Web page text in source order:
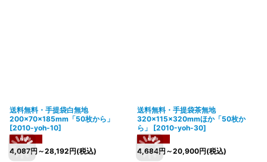
送料無料・手提袋白無地
200×70×185mm「50枚から」
[2010-yoh-10]
4,087円 ～28,192円(税込)
送料無料・手提袋茶無地
320×115×320mmほか「50枚か
ら」
[2010-yoh-30]
4,684円 ～20,900円(税込)